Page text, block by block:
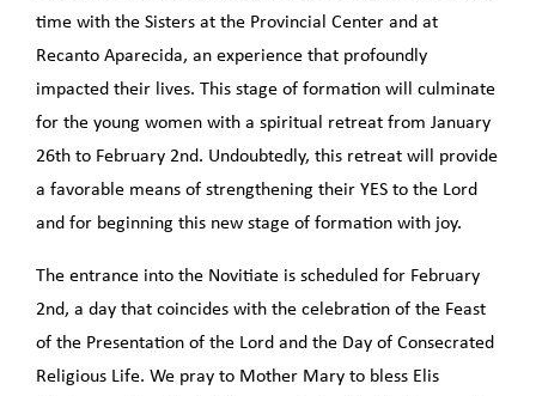
time with the Sisters at the Provincial Center and at
Recanto Aparecida, an experience that profoundly
impacted their lives. This stage of formation will culminate
for the young women with a spiritual retreat from January
26th to February 2nd. Undoubtedly, this retreat will provide
a favorable means of strengthening their YES to the Lord
and for beginning this new stage of formation with joy.
The entrance into the Novitiate is scheduled for February
2nd, a day that coincides with the celebration of the Feast
of the Presentation of the Lord and the Day of Consecrated
Religious Life. We pray to Mother Mary to bless Elis